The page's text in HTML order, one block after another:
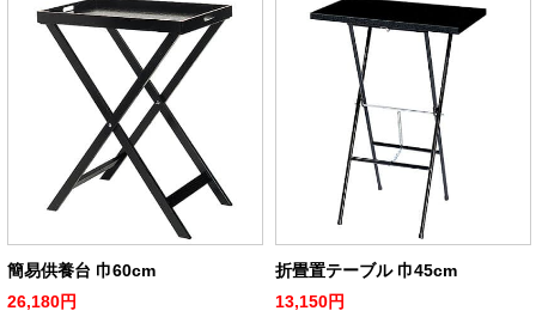
簡易供養台 巾60cm
26,180円
折畳置テーブル 巾45cm
13,150円